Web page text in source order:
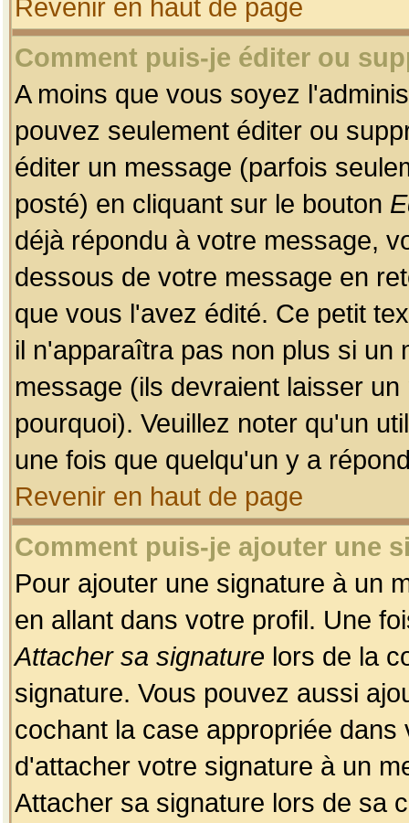
Revenir en haut de page
Comment puis-je éditer ou
A moins que vous soyez
pouvez seulement éditer ou
éditer un message (parfois
posté) en cliquant sur le bouton
déjà répondu à votre message,
dessous de votre message en
que vous l'avez édité. Ce petit
il n'apparaîtra pas non plus si un
message (ils devraient laisser
pourquoi). Veuillez noter qu'un
une fois que quelqu'un y a
Revenir en haut de page
Comment puis-je ajouter une
Pour ajouter une signature à un
en allant dans votre profil. Une
Attacher sa signature lors de la
signature. Vous pouvez aussi
cochant la case appropriée
d'attacher votre signature à un
Attacher sa signature lors de sa